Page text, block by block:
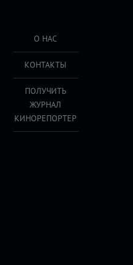
О НАС
КОНТАКТЫ
ПОЛУЧИТЬ
ЖУРНАЛ
КИНОРЕПОРТЕР